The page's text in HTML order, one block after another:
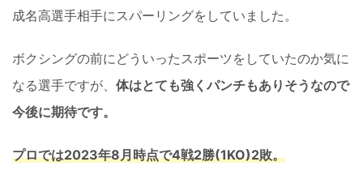
成名高選手相手にスパーリングをしていました。
ボクシングの前にどういったスポーツをしていたのか気に
なる選手ですが、 体はとても強くパンチもありそうなので
今後に期待です。
プロでは2023年8月時点で4戦2勝(1KO)2敗。